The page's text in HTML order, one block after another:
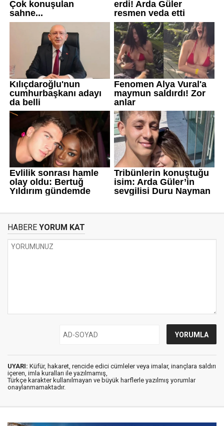
HABERE YORUM KAT
UYARI: Küfür, hakaret, rencide edici cümleler veya imalar, inançlara saldırı
içeren, imla kuralları ile yazılmamış,
Türkçe karakter kullanılmayan ve büyük harflerle yazılmış yorumlar
onaylanmamaktadır.